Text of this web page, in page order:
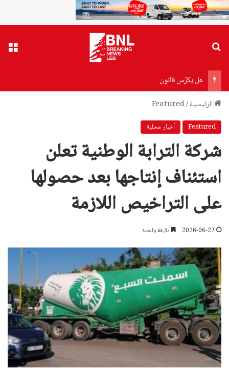
هل يكرّس قانون الإعلام “تعدّدية نقابية” أو يفتح “دكاكين طائفية”؟
الرئيسية/
Featured
Featured أخبار محلية
شركة الترابة الوطنية تعلن
استئناف إنتاجها بعد حصولها
على التراخيص اللازمة
2026-06-27 دقيقة واحدة